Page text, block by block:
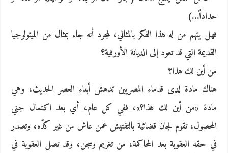
حداداً…)
فهل يتهم من له هذا الفكر بالمثالي، لمجرد أنه جاء بمثال من الميثولوجيا
القديمة التي قد تعود إلى الديانة الأورفية؟
من أين لك هذا؟
هناك مادة لدى قدماء المصريين تدهش أبناء العصر الحديث، وهي
مادة «من أين لك هذا؟»، ففي كل عام، أي بعد اكتمال جني
المحصول، تقوم لجان قضائية بالتفتيش عمن عاش من غير كدّه، وتصدر
في حقه العقوبة بعد المحاكمة، من تغريم وسجن، وقد تصل العقوبة في